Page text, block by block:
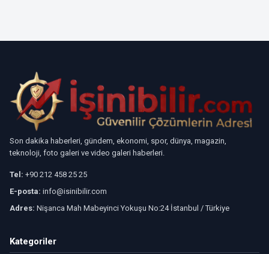
Son dakika haberleri, gündem, ekonomi, spor, dünya, magazin,
teknoloji, foto galeri ve video galeri haberleri.
Tel: +90 212 458 25 25
E-posta: info@isinibilir.com
Adres: Nişanca Mah Mabeyinci Yokuşu No:24 İstanbul / Türkiye
Kategoriler